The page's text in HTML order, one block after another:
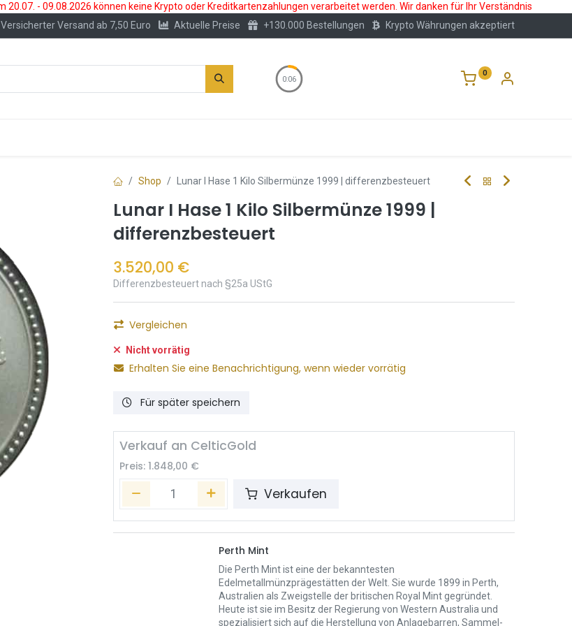
- 09.08.2026 können keine Krypto oder Kreditkartenzahlungen verarbeitet werden. Wir danken für Ihr Verständnis
Versicherter Versand ab 7,50 Euro Aktuelle Preise +130.000 Bestellungen Krypto Währungen akzeptiert
0:05
0
Shop Lunar I Hase 1 Kilo Silbermünze 1999 | differenzbesteuert
Lunar I Hase 1 Kilo Silbermünze 1999 |
differenzbesteuert
3.520,00 €
Differenzbesteuert nach §25a UStG
Vergleichen
Nicht vorrätig
Erhalten Sie eine Benachrichtigung, wenn wieder vorrätig
Für später speichern
Verkauf an CelticGold
Preis: 1.848,00 €
Verkaufen
Perth Mint
Die Perth Mint ist eine der bekanntesten
Edelmetallmünzprägestätten der Welt. Sie wurde 1899 in Perth,
Australien als Zweigstelle der britischen Royal Mint gegründet.
Heute ist sie im Besitz der Regierung von Western Australia und
spezialisiert sich auf die Herstellung von Anlagebarren, Sammel-